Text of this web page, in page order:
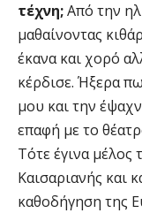
τέχνη;Από την
μαθαίνοντας
έκανα και χορό
κέρδισε. Ήξερα
μου και την
επαφή με το
Τότε έγινα
Καισαριανής και
καθοδήγηση της